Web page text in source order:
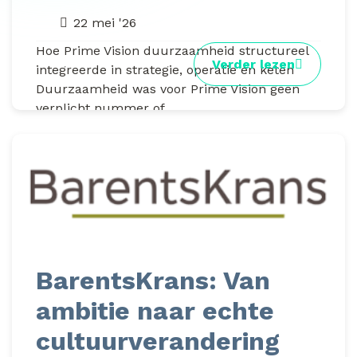
22 mei '26
Hoe Prime Vision duurzaamheid structureel
integreerde in strategie, operatie en keten
Duurzaamheid was voor Prime Vision geen
verplicht nummer of...
Verder lezen
BarentsKrans: Van
ambitie naar echte
cultuurverandering